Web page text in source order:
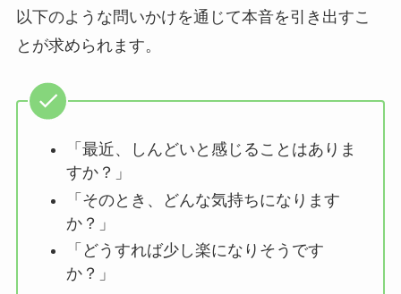
以下のような問いかけを通じて本音を引き出すこ
とが求められます。
「最近、しんどいと感じることはありま
すか？」
「そのとき、どんな気持ちになります
か？」
「どうすれば少し楽になりそうです
か？」